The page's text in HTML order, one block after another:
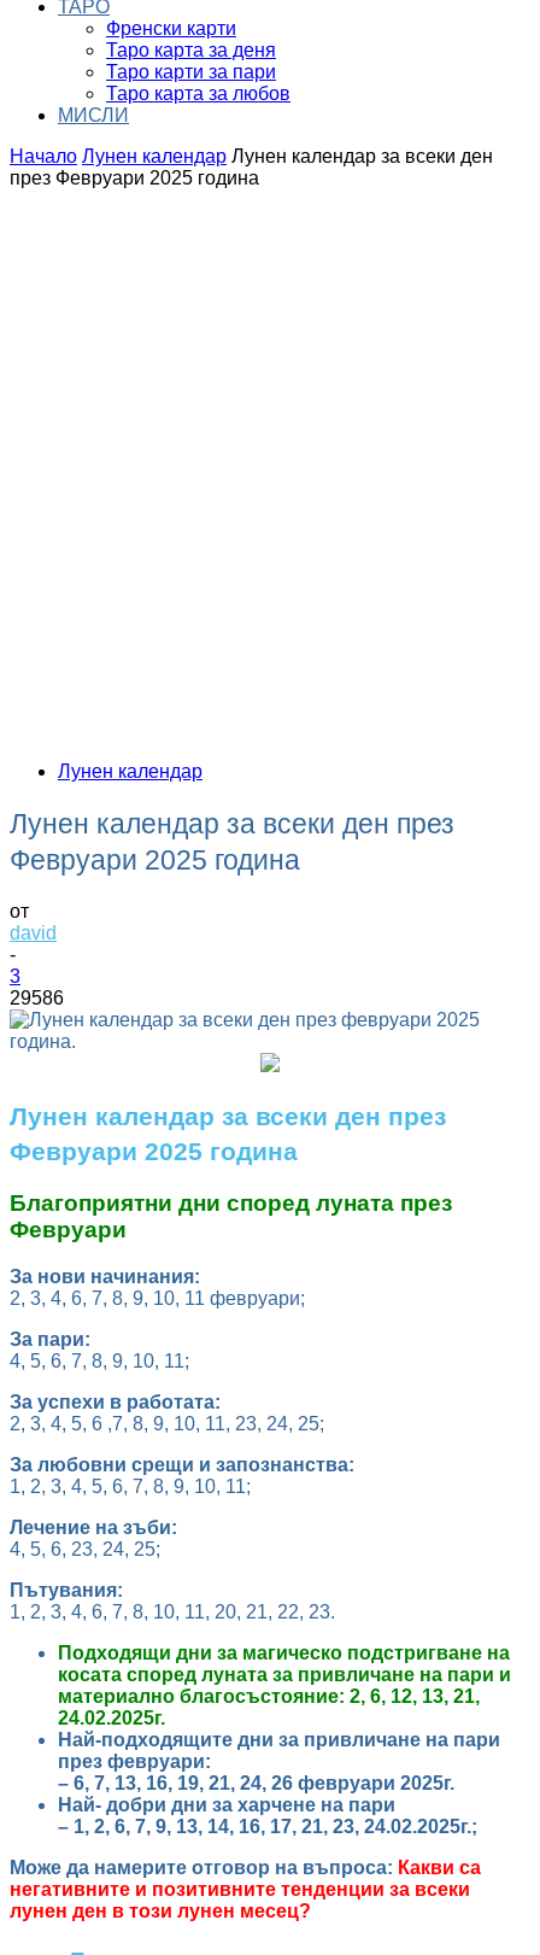
ТАРО
Френски карти
Таро карта за деня
Таро карти за пари
Таро карта за любов
МИСЛИ
Начало Лунен календар Лунен календар за всеки ден
през Февруари 2025 година
Лунен календар
Лунен календар за всеки ден през
Февруари 2025 година
от
david
-
3
29586
Лунен календар за всеки ден през
Февруари 2025 година
Благоприятни дни според луната през
Февруари
За нови начинания:
2, 3, 4, 6, 7, 8, 9, 10, 11 февруари;
За пари:
4, 5, 6, 7, 8, 9, 10, 11;
За успехи в работата:
2, 3, 4, 5, 6 ,7, 8, 9, 10, 11, 23, 24, 25;
За любовни срещи и запознанства:
1, 2, 3, 4, 5, 6, 7, 8, 9, 10, 11;
Лечение на зъби:
4, 5, 6, 23, 24, 25;
Пътувания:
1, 2, 3, 4, 6, 7, 8, 10, 11, 20, 21, 22, 23.
Подходящи дни за магическо подстригване на
косата според луната за привличане на пари и
материално благосъстояние: 2, 6, 12, 13, 21,
24.02.2025г.
Най-подходящите дни за привличане на пари
през февруари:
– 6, 7, 13, 16, 19, 21, 24, 26 февруари 2025г.
Най- добри дни за харчене на пари
– 1, 2, 6, 7, 9, 13, 14, 16, 17, 21, 23, 24.02.2025г.;
Може да намерите отговор на въпроса: Какви са
негативните и позитивните тенденции за всеки
лунен ден в този лунен месец?